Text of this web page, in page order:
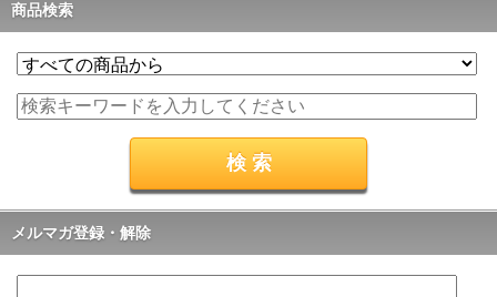
商品検索
メルマガ登録・解除